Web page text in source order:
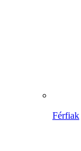
Férfiak